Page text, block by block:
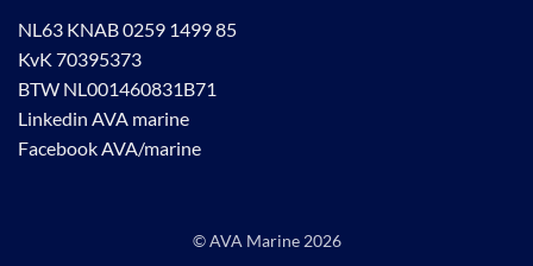
NL63 KNAB 0259 1499 85
KvK 70395373
BTW NL001460831B71
Linkedin AVA marine
Facebook AVA/marine
© AVA Marine 2026